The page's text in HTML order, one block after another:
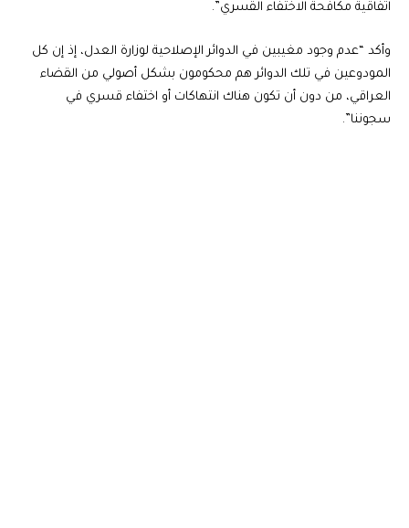
اتفاقية مكافحة الاختفاء القسري”.
وأكد “عدم وجود مغيبين في الدوائر الإصلاحية لوزارة العدل، إذ إن كل
المودوعين في تلك الدوائر هم محكومون بشكل أصولي من القضاء
العراقي، من دون أن تكون هناك انتهاكات أو اختفاء قسري في
سجوننا”.